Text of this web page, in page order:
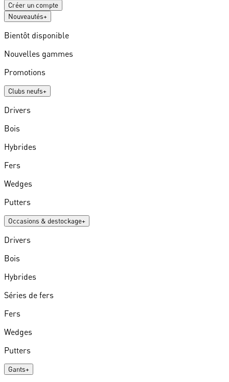
Créer un compte
Nouveautés+
Bientôt disponible
Nouvelles gammes
Promotions
Clubs neufs+
Drivers
Bois
Hybrides
Fers
Wedges
Putters
Occasions & destockage+
Drivers
Bois
Hybrides
Séries de fers
Fers
Wedges
Putters
Gants+